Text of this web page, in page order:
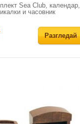
Sea Club, календар,
и часовник
Разгледай